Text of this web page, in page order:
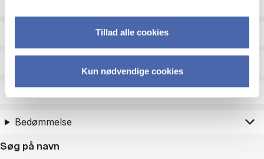
Tillad alle cookies
Kun nødvendige cookies
Fagområder til kandidatoptag
Bedømmelse
Søg på navn